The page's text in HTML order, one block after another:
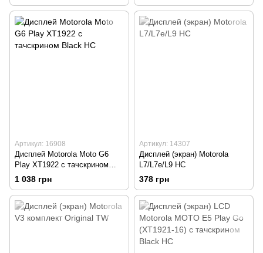
Артикул: 16908
Дисплей Motorola Moto G6
Play XT1922 с тачскрином
Black HC
1 038 грн
Артикул: 14307
Дисплей (экран) Motorola
L7/L7e/L9 HC
378 грн